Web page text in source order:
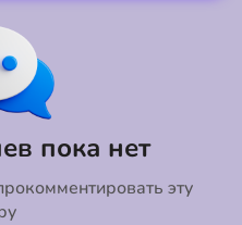
пока нет
эту
Коментировать